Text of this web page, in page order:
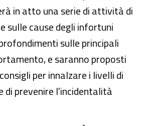
in atto una serie di attività di
sulle cause degli infortuni
sulle principali
e saranno proposti
per innalzare i livelli di
di prevenire l'incidentalità